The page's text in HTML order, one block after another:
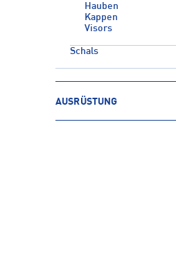
Hauben
Kappen
Visors
Schals
AUSRÜSTUNG